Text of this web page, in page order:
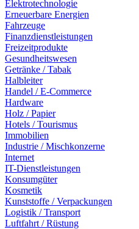
Elektrotechnologie
Erneuerbare Energien
Fahrzeuge
Finanzdienstleistungen
Freizeitprodukte
Gesundheitswesen
Getränke / Tabak
Halbleiter
Handel / E-Commerce
Hardware
Holz / Papier
Hotels / Tourismus
Immobilien
Industrie / Mischkonzerne
Internet
IT-Dienstleistungen
Konsumgüter
Kosmetik
Kunststoffe / Verpackungen
Logistik / Transport
Luftfahrt / Rüstung